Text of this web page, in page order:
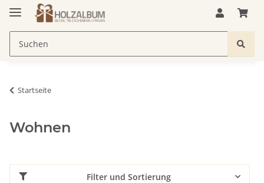
Startseite
Wohnen
Filter und Sortierung